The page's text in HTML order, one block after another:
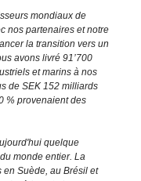
mondiaux de
nos partenaires et notre
la transition vers un
avons livré 91’700
et marins à nos
de SEK 152 milliards
% provenaient des
quelque
monde entier. La
en Suède, au Brésil et